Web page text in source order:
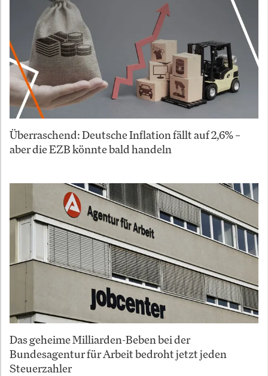
Überraschend: Deutsche Inflation fällt auf 2,6% –
aber die EZB könnte bald handeln
Das geheime Milliarden-Beben bei der
Bundesagentur für Arbeit bedroht jetzt jeden
Steuerzahler